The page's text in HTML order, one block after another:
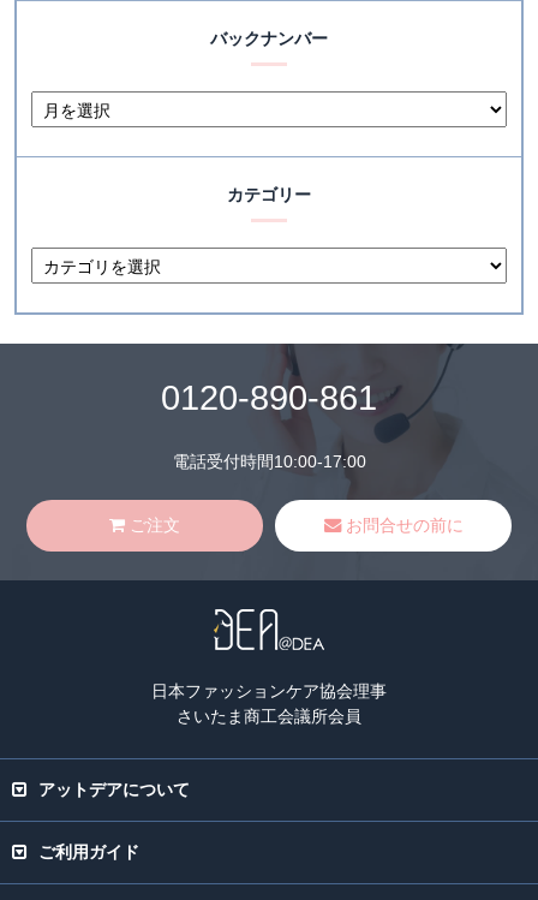
バックナンバー
カテゴリー
0120-890-861
電話受付時間10:00-17:00
ご注文 お問合せの前に
日本ファッションケア協会理事
さいたま商工会議所会員
アットデアについて
ご利用ガイド